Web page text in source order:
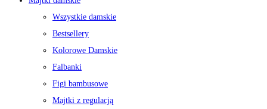
Wszystkie damskie
Bestsellery
Kolorowe Damskie
Falbanki
Figi bambusowe
Majtki z regulacją